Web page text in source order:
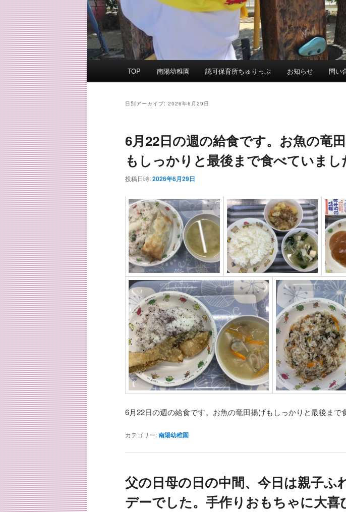
TOP 南陽幼稚園 認可保育所ちゅりっぷ お知らせ 問い
日別アーカイブ: 2026年6月29日
6月22日の週の給食です。お魚の竜
もしっかりと最後まで食べていまし
投稿日時:2026年6月29日
6月22日の週の給食です。お魚の竜田揚げもしっかりと最後まで
カテゴリー:南陽幼稚園
父の日母の日の中間、今日は親子ふ
デーでした。手作りおもちゃに大喜